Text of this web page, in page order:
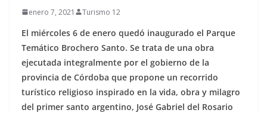
enero 7, 2021 Turismo 12
El miércoles 6 de enero quedó inaugurado el Parque
Temático Brochero Santo. Se trata de una obra
ejecutada integralmente por el gobierno de la
provincia de Córdoba que propone un recorrido
turístico religioso inspirado en la vida, obra y milagro
del primer santo argentino, José Gabriel del Rosario